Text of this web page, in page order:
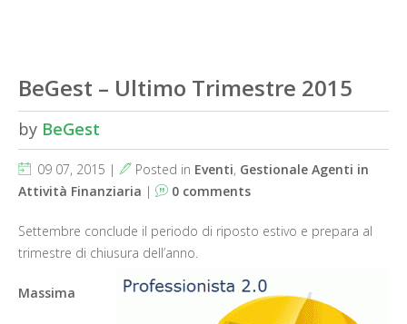
BeGest – Ultimo Trimestre 2015
by BeGest
09 07, 2015 | Posted in Eventi, Gestionale Agenti in
Attività Finanziaria | 0 comments
Settembre conclude il periodo di riposto estivo e prepara al
trimestre di chiusura dell’anno.
Massima